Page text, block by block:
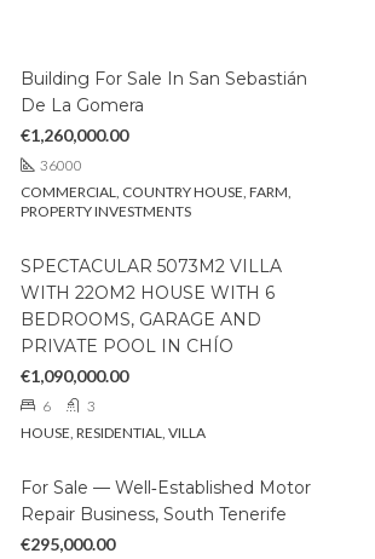
Building For Sale In San Sebastián
De La Gomera
€1,260,000.00
36000
COMMERCIAL, COUNTRY HOUSE, FARM,
PROPERTY INVESTMENTS
SPECTACULAR 5073M2 VILLA
WITH 22OM2 HOUSE WITH 6
BEDROOMS, GARAGE AND
PRIVATE POOL IN CHÍO
€1,090,000.00
6
3
HOUSE, RESIDENTIAL, VILLA
For Sale — Well‑Established Motor
Repair Business, South Tenerife
€295,000.00